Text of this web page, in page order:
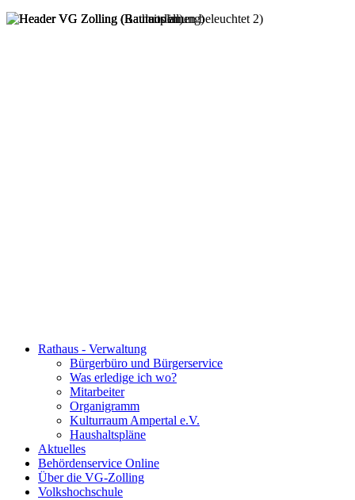
Rathaus - Verwaltung
Bürgerbüro und Bürgerservice
Was erledige ich wo?
Mitarbeiter
Organigramm
Kulturraum Ampertal e.V.
Haushaltspläne
Aktuelles
Behördenservice Online
Über die VG-Zolling
Volkshochschule